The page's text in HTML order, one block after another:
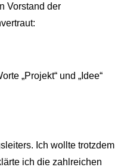
Vorstand der
„Projekt“ und „Idee“
Ich wollte trotzdem
ich die zahlreichen